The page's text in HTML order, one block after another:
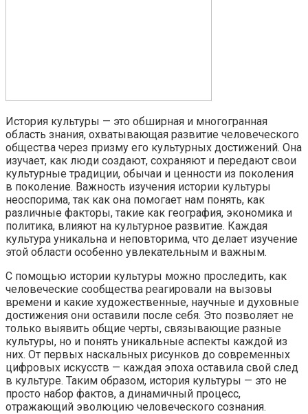
История культуры — это обширная и многогранная
область знания, охватывающая развитие человеческого
общества через призму его культурных достижений. Она
изучает, как люди создают, сохраняют и передают свои
культурные традиции, обычаи и ценности из поколения
в поколение. Важность изучения истории культуры
неоспорима, так как она помогает нам понять, как
различные факторы, такие как география, экономика и
политика, влияют на культурное развитие. Каждая
культура уникальна и неповторима, что делает изучение
этой области особенно увлекательным и важным.
С помощью истории культуры можно проследить, как
человеческие сообщества реагировали на вызовы
времени и какие художественные, научные и духовные
достижения они оставили после себя. Это позволяет не
только выявить общие черты, связывающие разные
культуры, но и понять уникальные аспекты каждой из
них. От первых наскальных рисунков до современных
цифровых искусств — каждая эпоха оставила свой след
в культуре. Таким образом, история культуры — это не
просто набор фактов, а динамичный процесс,
отражающий эволюцию человеческого сознания.